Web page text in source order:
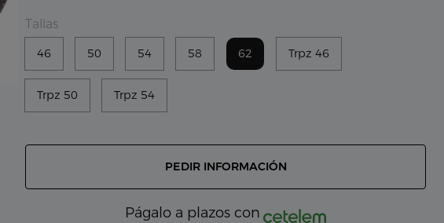
Tallas
46 50 54 58 62 Trpz 46
Trpz 50 Trpz 54
PEDIR INFORMACIÓN
Págalo a plazos con